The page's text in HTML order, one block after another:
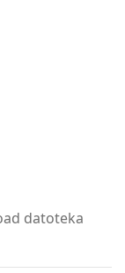
datoteka